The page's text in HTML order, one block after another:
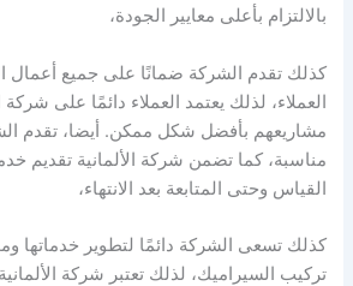
بالالتزام بأعلى معايير الجودة،
كذلك تقدم الشركة ضمانًا على جميع أعمال
العملاء، لذلك يعتمد العملاء دائمًا على شركة
مشاريعهم بأفضل شكل ممكن. أيضا، تقدم
مناسبة، كما تضمن شركة الألمانية تقديم
القياس وحتى المتابعة بعد الانتهاء،
كذلك تسعى الشركة دائمًا لتطوير خدماتها
تركيب السيراميك، لذلك تعتبر شركة